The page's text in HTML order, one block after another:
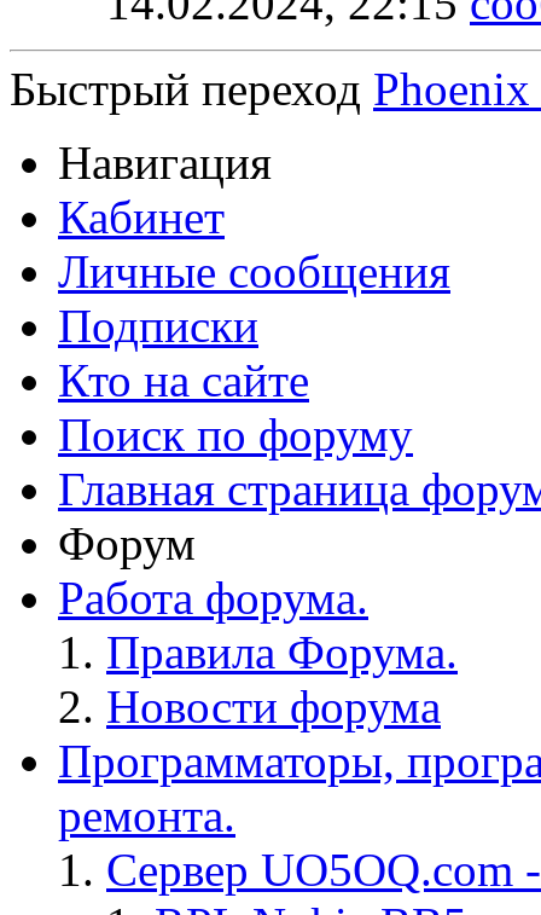
Быстрый переход
Навигация
Кабинет
Личные сообщения
Подписки
Кто на сайте
Поиск по форуму
Главная страница
Форум
Работа форума.
Правила Форума.
Новости форума
Программаторы,
ремонта.
Сервер